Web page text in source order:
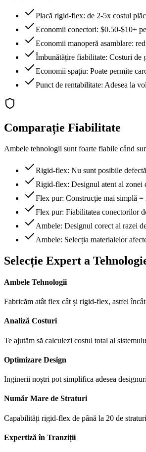
Placă rigid-flex: de 2-5x costul
Economii conectori: $0.50-$10+
Economii manoperă asamblare:
Îmbunătățire fiabilitate: Costuri de
Economii spațiu: Poate permite
Punct de rentabilitate: Adesea la
Comparație Fiabilitate
Ambele tehnologii sunt foarte fiabile când
Rigid-flex: Nu sunt posibile
Rigid-flex: Designul atent al zonei
Flex pur: Construcție mai simplă
Flex pur: Fiabilitatea conectorilor
Ambele: Designul corect al razei
Ambele: Selecția materialelor
Selecție Expert a
Ambele Tehnologii
Fabricăm atât flex cât și rigid-flex, astfel
Analiză Costuri
Te ajutăm să calculezi costul total al
Optimizare Design
Inginerii noștri pot simplifica adesea
Număr Mare de Straturi
Capabilități rigid-flex de până la 20 de
Expertiză în Tranziții